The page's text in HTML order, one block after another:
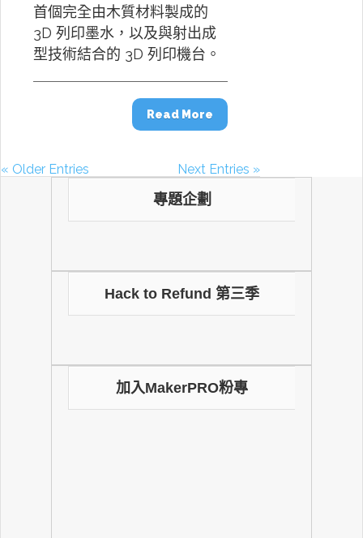
首個完全由木質材料製成的
3D 列印墨水，以及與射出成
型技術結合的 3D 列印機台。
Read More
« Older Entries Next Entries »
專題企劃
Hack to Refund 第三季
加入MakerPRO粉專